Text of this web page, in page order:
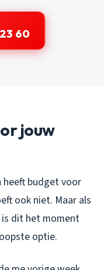
60
jouw
heeft budget voor
ook niet. Maar als
is dit het moment
optie.